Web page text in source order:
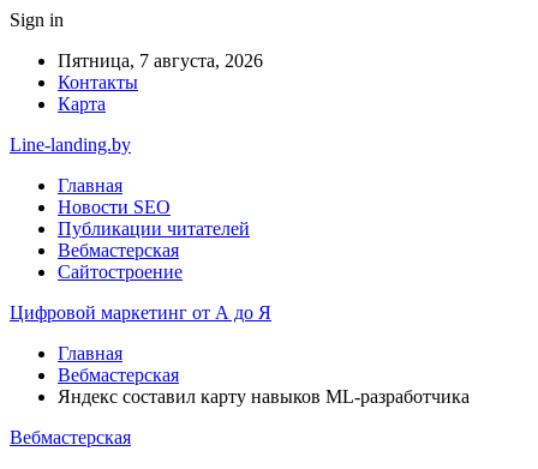
Sign in
Пятница, 7 августа, 2026
Контакты
Карта
Line-landing.by
Главная
Новости SEO
Публикации читателей
Вебмастерская
Сайтостроение
Цифровой маркетинг от А до Я
Главная
Вебмастерская
Яндекс составил карту навыков ML-разработчика
Вебмастерская